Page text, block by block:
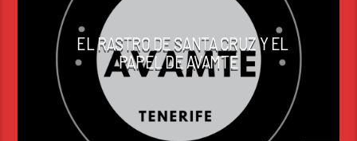
EL RASTRO DE SANTA CRUZ Y EL
PAPEL DE AVAMTE